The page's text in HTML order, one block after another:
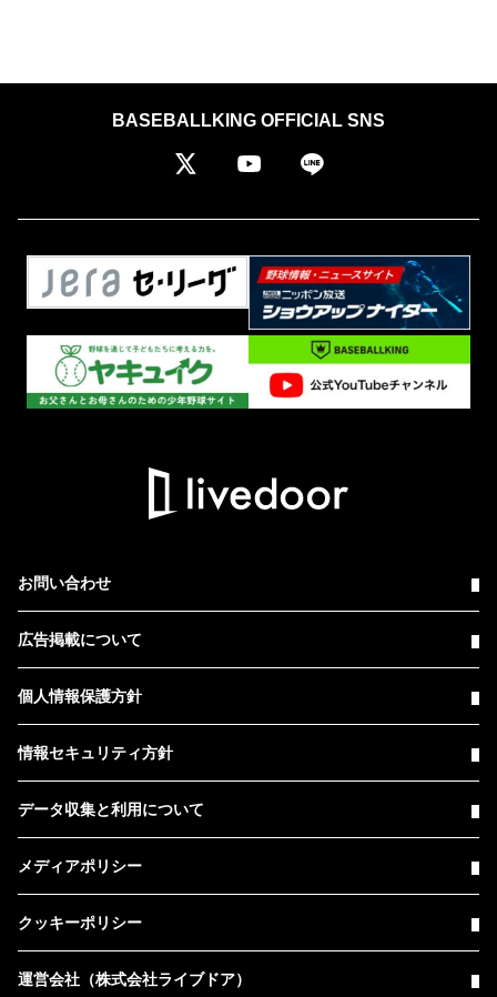
BASEBALLKING OFFICIAL SNS
お問い合わせ
広告掲載について
個人情報保護方針
情報セキュリティ方針
データ収集と利用について
メディアポリシー
クッキーポリシー
運営会社（株式会社ライブドア）